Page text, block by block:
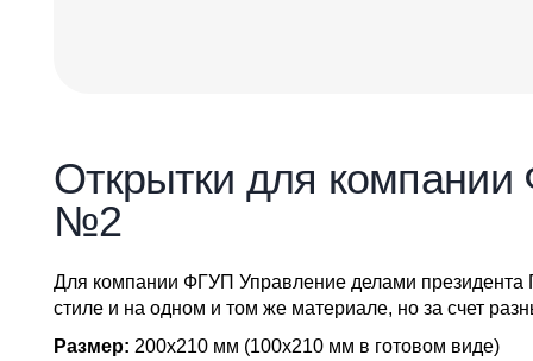
Открытки для
№2
Для компании ФГУП Управление делами
стиле и на одном и том же материале, но за счет
Размер: 200х210 мм (100х210 мм в готовом виде)